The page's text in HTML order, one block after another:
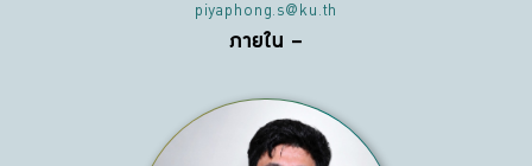
piyaphong.s@ku.th
ภายใน –